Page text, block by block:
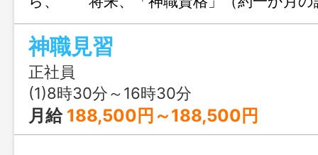
ていただきます。 ※日本の伝統行事、
に理解ある方が望ましい。 【従事すべ
囲：変更なし】
神職見習
正社員
(1)8時30分～16時30分
月給 188,500円～188,500円